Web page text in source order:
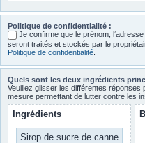
Politique de confidentialité :
Je confirme que le prénom,
seront traités et stockés par le
Politique de confidentialité
Quels sont les deux ingrédients
Veuillez glisser les différentes
mesure permettant de lutter contre les
Ingrédients
Sirop de sucre de canne